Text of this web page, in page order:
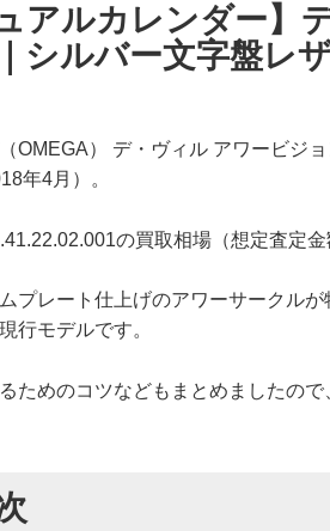
アルカレンダー】
シルバー文字盤レ
OMEGA） デ・ヴィル アワービジ
年4月）。
の買取相場（想定査定金
プレート仕上げのアワーサークル
行モデルです。
ためのコツなどもまとめましたの